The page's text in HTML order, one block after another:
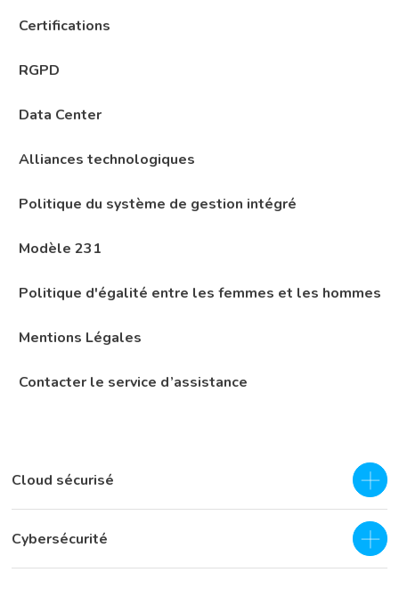
Certifications
RGPD
Data Center
Alliances technologiques
Politique du système de gestion intégré
Modèle 231
Politique d'égalité entre les femmes et les hommes
Mentions Légales
Contacter le service d’assistance
Cloud sécurisé
IAAS - Cloud privé
Hybrid Cloud
Cybersécurité